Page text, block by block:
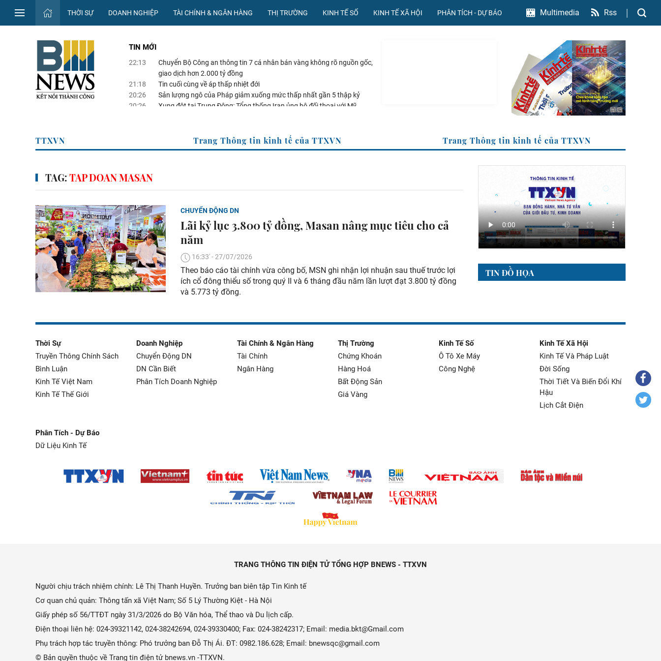
THỜI SỰ DOANH NGHIỆP TÀI CHÍNH & NGÂN HÀNG THỊ TRƯỜNG KINH TẾ SỐ KINH TẾ XÃ HỘI PHÂN TÍCH - DỰ BÁO Multimedia Rss
TIN MỚI
22:13
Chuyển Bộ Công an thông tin 7 cá nhân bán vàng không rõ nguồn gốc,
giao dịch hơn 2.000 tỷ đồng
21:18
Tin cuối cùng về áp thấp nhiệt đới
20:26
Sản lượng ngô của Pháp giảm xuống mức thấp nhất gần 5 thập kỷ
20:26
Xung đột tại Trung Đông: Tổng thống Iran ủng hộ đối thoại với Mỹ
tế của TTXVN Trang Thông tin kinh tế của TTXVN Trang Thông tin kinh tế của TTXVN
TAG:TAP DOAN MASAN
CHUYỂN ĐỘNG DN
Lãi kỷ lục 3.800 tỷ đồng, Masan nâng mục tiêu cho cả
năm
16:33' - 27/07/2026
Theo báo cáo tài chính vừa công bố, MSN ghi nhận lợi nhuận sau thuế trước lợi
ích cổ đông thiểu số trong quý II và 6 tháng đầu năm lần lượt đạt 3.800 tỷ đồng
và 5.773 tỷ đồng.
TIN ĐỒ HỌA
Thời Sự
Truyền Thông Chính Sách
Bình Luận
Kinh Tế Việt Nam
Kinh Tế Thế Giới
Doanh Nghiệp
Chuyển Động DN
DN Cần Biết
Phân Tích Doanh Nghiệp
Tài Chính & Ngân Hàng
Tài Chính
Ngân Hàng
Thị Trường
Chứng Khoán
Hàng Hoá
Bất Động Sản
Giá Vàng
Kinh Tế Số
Ô Tô Xe Máy
Công Nghệ
Kinh Tế Xã Hội
Kinh Tế Và Pháp Luật
Đời Sống
Thời Tiết Và Biến Đổi Khí
Hậu
Lịch Cắt Điện
Phân Tích - Dự Báo
Dữ Liệu Kinh Tế
TRANG THÔNG TIN ĐIỆN TỬ TỔNG HỢP BNEWS - TTXVN
Người chịu trách nhiệm chính: Lê Thị Thanh Huyền. Trưởng ban biên tập Tin Kinh tế
Cơ quan chủ quản: Thông tấn xã Việt Nam; Số 5 Lý Thường Kiệt - Hà Nội
Giấy phép số 56/TTĐT ngày 31/3/2026 do Bộ Văn hóa, Thể thao và Du lịch cấp.
Điện thoại liên hệ: 024-39321142, 024-38242694, 024-39330400; Fax: 024-38242317; Email: media.bkt@Gmail.com
Phụ trách hợp tác truyền thông: Phó trưởng ban Đỗ Thị Ái. ĐT: 0982.186.628; Email: bnewsqc@gmail.com
© Bản quyền thuộc về Trang tin điện tử bnews.vn -TTXVN.